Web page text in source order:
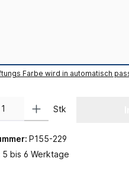
Farbe wird in automatisch
Stk
P155-229
5 bis 6 Werktage